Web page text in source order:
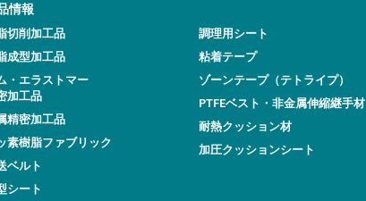
情報
切削加工品
成型加工品
・エラストマー
加工品
精密加工品
素樹脂ファブリック
ベルト
シート
調理用シート
粘着テープ
ゾーンテープ（テトライプ）
PTFEベスト・非金属伸縮継手材
耐熱クッション材
加圧クッションシート